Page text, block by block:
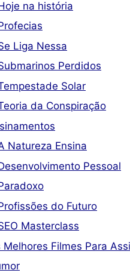
na história
Liga Nessa
Perdidos
Solar
da Conspiração
Natureza Ensina
Pessoal
do Futuro
Masterclass
Melhores Filmes Para